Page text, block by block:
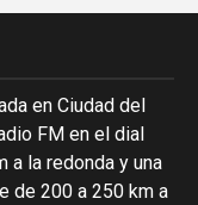
en Ciudad del
FM en el dial
a la redonda y una
de 200 a 250 km a